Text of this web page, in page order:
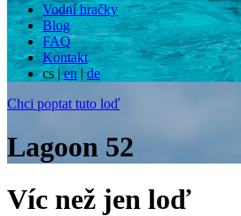
Vodní hračky
Blog
FAQ
Kontakt
cs |en|de
Chci poptat tuto loď
Lagoon 52
Víc než jen loď